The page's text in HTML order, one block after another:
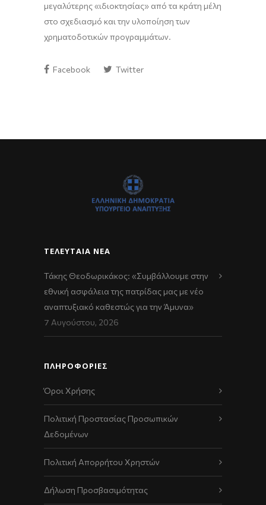
μεγαλύτερης «ιδιοκτησίας» από τα κράτη μέλη
στο σχεδιασμό και την υλοποίηση των
χρηματοδοτικών προγραμμάτων.
Facebook Twitter
ΤΕΛΕΥΤΑΊΑ ΝΈΑ
Τάκης Θεοδωρικάκος: «Συμβάλλουμε στην
εθνική ασφάλεια της πατρίδας μας με νέο
αναπτυξιακό καθεστώς για την Άμυνα»
7 Αυγούστου, 2026
ΠΛΗΡΟΦΟΡΙΕΣ
Όροι Χρήσης
Πολιτική Προστασίας Προσωπικών
Δεδομένων
Πολιτική Απορρήτου Χρηστών
Δήλωση Προσβασιμότητας